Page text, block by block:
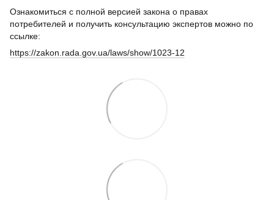
Ознакомиться с полной версией закона о правах
потребителей и получить консультацию экспертов можно по
ссылке:
https://zakon.rada.gov.ua/laws/show/1023-12